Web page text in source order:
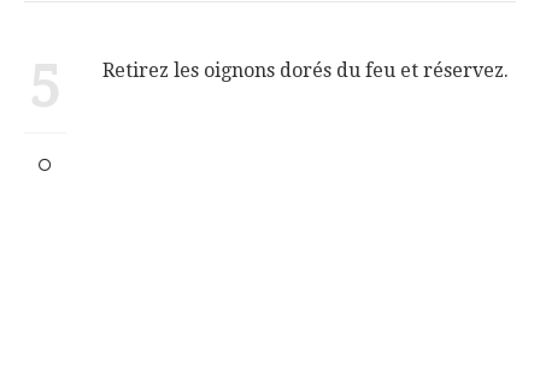
5 Retirez les oignons dorés du feu et réservez.